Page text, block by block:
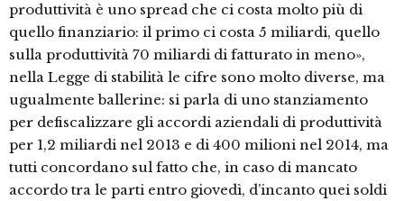
produttività è uno spread che ci costa molto più di
quello finanziario: il primo ci costa 5 miliardi, quello
sulla produttività 70 miliardi di fatturato in meno»,
nella Legge di stabilità le cifre sono molto diverse, ma
ugualmente ballerine: si parla di uno stanziamento
per defiscalizzare gli accordi aziendali di produttività
per 1,2 miliardi nel 2013 e di 400 milioni nel 2014, ma
tutti concordano sul fatto che, in caso di mancato
accordo tra le parti entro giovedì, d’incanto quei soldi